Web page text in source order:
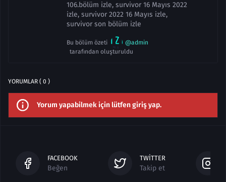
106.bölüm izle, survivor 16 Mayıs 2022
izle, survivor 2022 16 Mayıs izle,
survivor son bölüm izle
Bu bölüm özeti
@admin
tarafından oluşturuldu
YORUMLAR ( 0 )
Yorum yapabilmek için lütfen giriş yap.
FACEBOOK
Beğen
TWITTER
Takip et